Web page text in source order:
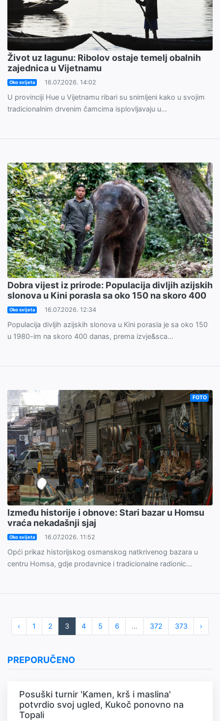
Život uz lagunu: Ribolov ostaje temelj obalnih
zajednica u Vijetnamu
Oko svijeta 16.07.2026. 14:02
U provinciji Hue u Vijetnamu ribari su snimljeni kako u svojim
tradicionalnim drvenim čamcima isplovljavaju u...
Dobra vijest iz prirode: Populacija divljih azijskih
slonova u Kini porasla sa oko 150 na skoro 400
Oko svijeta 16.07.2026. 12:34
Populacija divljih azijskih slonova u Kini porasla je sa oko 150
u 1980-im na skoro 400 danas, prema izvje&sca...
FOTO
Između historije i obnove: Stari bazar u Homsu
vraća nekadašnji sjaj
Oko svijeta 16.07.2026. 11:52
Opći prikaz historijskog osmanskog natkrivenog bazara u
centru Homsa, gdje prodavnice i tradicionalne radionic...
‹ 1 2 3 4 5 6 ... 372 373 ›
PREPORUČENO
Posuški turnir 'Kamen, krš i maslina'
potvrdio svoj ugled, Kukoč ponovno na
Topali